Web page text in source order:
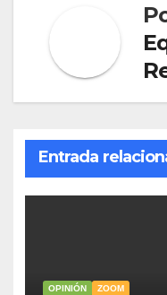
Entrada
OPINIÓN ZOOM